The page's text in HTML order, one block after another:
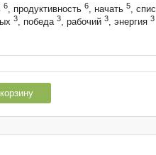
6, продуктивность 6, начать 5,
3, победа 3, рабочий 3, энергия 3